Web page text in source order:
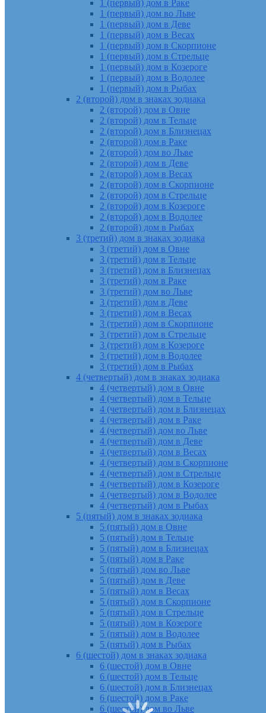
1 (первый) дом в Раке
1 (первый) дом во Льве
1 (первый) дом в Деве
1 (первый) дом в Весах
1 (первый) дом в Скорпионе
1 (первый) дом в Стрельце
1 (первый) дом в Козероге
1 (первый) дом в Водолее
1 (первый) дом в Рыбах
2 (второй) дом в знаках зодиака
2 (второй) дом в Овне
2 (второй) дом в Тельце
2 (второй) дом в Близнецах
2 (второй) дом в Раке
2 (второй) дом во Льве
2 (второй) дом в Деве
2 (второй) дом в Весах
2 (второй) дом в Скорпионе
2 (второй) дом в Стрельце
2 (второй) дом в Козероге
2 (второй) дом в Водолее
2 (второй) дом в Рыбах
3 (третий) дом в знаках зодиака
3 (третий) дом в Овне
3 (третий) дом в Тельце
3 (третий) дом в Близнецах
3 (третий) дом в Раке
3 (третий) дом во Льве
3 (третий) дом в Деве
3 (третий) дом в Весах
3 (третий) дом в Скорпионе
3 (третий) дом в Стрельце
3 (третий) дом в Козероге
3 (третий) дом в Водолее
3 (третий) дом в Рыбах
4 (четвертый) дом в знаках зодиака
4 (четвертый) дом в Овне
4 (четвертый) дом в Тельце
4 (четвертый) дом в Близнецах
4 (четвертый) дом в Раке
4 (четвертый) дом во Льве
4 (четвертый) дом в Деве
4 (четвертый) дом в Весах
4 (четвертый) дом в Скорпионе
4 (четвертый) дом в Стрельце
4 (четвертый) дом в Козероге
4 (четвертый) дом в Водолее
4 (четвертый) дом в Рыбах
5 (пятый) дом в знаках зодиака
5 (пятый) дом в Овне
5 (пятый) дом в Тельце
5 (пятый) дом в Близнецах
5 (пятый) дом в Раке
5 (пятый) дом во Льве
5 (пятый) дом в Деве
5 (пятый) дом в Весах
5 (пятый) дом в Скорпионе
5 (пятый) дом в Стрельце
5 (пятый) дом в Козероге
5 (пятый) дом в Водолее
5 (пятый) дом в Рыбах
6 (шестой) дом в знаках зодиака
6 (шестой) дом в Овне
6 (шестой) дом в Тельце
6 (шестой) дом в Близнецах
6 (шестой) дом в Раке
6 (шестой) дом во Льве